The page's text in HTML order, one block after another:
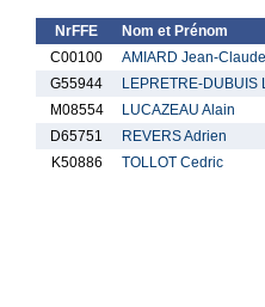
NrFFE Nom et Prénom
C00100
AMIARD Jean-Claude
G55944
LEPRETRE-DUBUIS
M08554
LUCAZEAU Alain
D65751
REVERS Adrien
K50886
TOLLOT Cedric